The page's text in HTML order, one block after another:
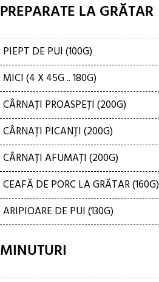
PREPARATE LA GRĂTAR
PIEPT DE PUI (100G)
MICI (4 X 45G .. 180G)
CÂRNAȚI PROASPEȚI (200G)
CÂRNAȚI PICANȚI (200G)
CÂRNAȚI AFUMAȚI (200G)
CEAFĂ DE PORC LA GRĂTAR (160G)
ARIPIOARE DE PUI (130G)
MINUTURI